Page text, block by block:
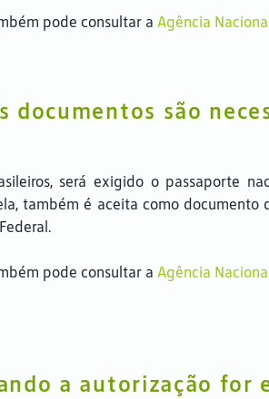
pode consultar a Agência
documentos são
será exigido o passaporte
também é aceita como documento
pode consultar a Agência
a autorização for